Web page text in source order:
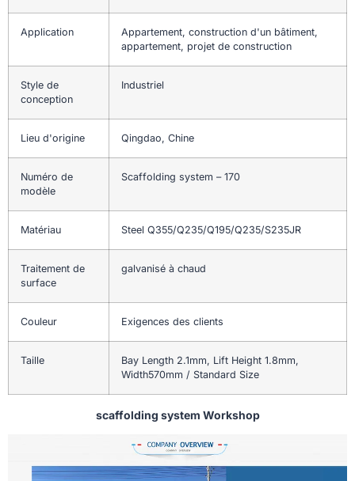
Application
Appartement, construction d'un bâtiment,
appartement, projet de construction
Style de
conception
Industriel
Lieu d'origine Qingdao, Chine
Numéro de
modèle
Scaffolding system – 170
Matériau Steel Q355/Q235/Q195/Q235/S235JR
Traitement de
surface
galvanisé à chaud
Couleur Exigences des clients
Taille
Bay Length 2.1mm, Lift Height 1.8mm,
Width570mm / Standard Size
scaffolding system Workshop